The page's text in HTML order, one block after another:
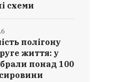
схеми
полігону
життя: у
понад 100